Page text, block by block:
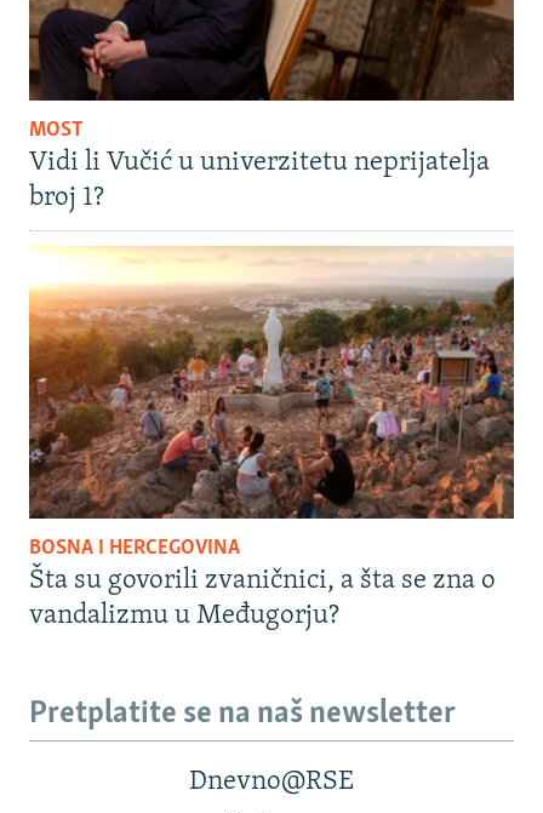
MOST
Vidi li Vučić u univerzitetu neprijatelja
broj 1?
BOSNA I HERCEGOVINA
Šta su govorili zvaničnici, a šta se zna o
vandalizmu u Međugorju?
Pretplatite se na naš newsletter
Dnevno@RSE